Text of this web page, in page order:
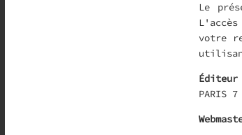
Le
votre
Éditeur
PARIS